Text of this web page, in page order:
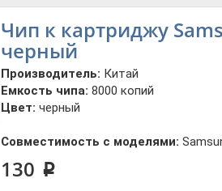
Чип к картриджу
черный
Производитель: Китай
Емкость чипа: 8000 копий
Цвет: черный
Совместимость с моделями:
130 p